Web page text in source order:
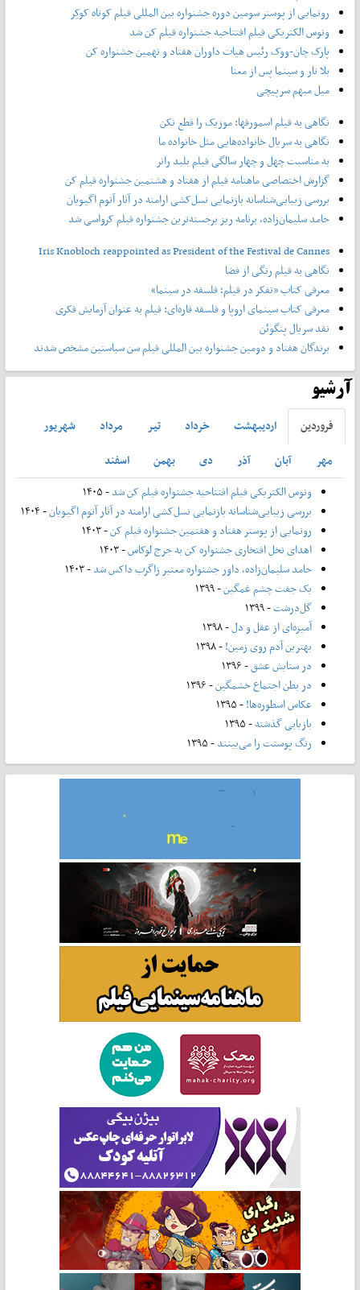
رونمایی از پوستر‌ سومین دوره جشنواره بین المللی فیلم کوتاه کوکِر
ونوس الکتریکی فیلم افتتاحیه جشنواره فیلم کن شد
پارک چان-ووک رئیس هیات داوران هفتاد و نهمین جشنواره کن
بلا تار و سینما پس از معنا
میل مبهم سرپیچی
نگاهی به فیلم اسمورفها: موزیک را قطع نکن
نگاهی به سریال خانواده‌هایی مثل خانواده ما
به مناسبت چهل و چهار سالگی فیلم بلید رانر
گزارش اختصاصی ماهنامه فیلم از هفتاد و هشتمین جشنواره فیلم کن
بررسی زیبایی‌شناسانه بازنمایی نسل‌کشی ارامنه در آثار آتوم اگیویان
حامد سلیمان‌زاده، برنامه ریز برجسته‌ترین جشنواره فیلم کرواسی شد
Iris Knobloch reappointed as President of the Festival de Cannes
نگاهی به فیلم رنگی از فضا
معرفی کتاب «تفکر در فیلم؛ فلسفه در سینما»
معرفی کتاب سینمای اروپا و فلسفه قاره‌ای: فیلم به عنوان آزمایش فکری
نقد سریال پنگوئن
برندگان هفتاد و دومین جشنواره بین المللی فیلم سن سباستین مشخص شدند
آرشیو
فروردين ارديبهشت خرداد تير مرداد
شهريور
مهر
آبان آذر دی بهمن
اسفند
ونوس الکتریکی فیلم افتتاحیه جشنواره فیلم کن شد- ۱۴۰۵
بررسی زیبایی‌شناسانه بازنمایی نسل‌کشی ارامنه در آثار آتوم اگیویان- ۱۴۰۴
رونمایی از پوستر هفتاد و هفتمین جشنواره فیلم کن- ۱۴۰۳
اهدای نخل افتخاری جشنواره کن به جرج لوکاس- ۱۴۰۳
حامد سلیمان‌زاده، داور جشنواره معتبر زاگرب داکس شد- ۱۴۰۳
یک جفت چشم غمگین- ۱۳۹۹
گل‌درشت- ۱۳۹۹
آمیزه‌ای از عقل و دل- ۱۳۹۸
بهترین آدم روی زمین!- ۱۳۹۸
در ستایش عشق- ۱۳۹۶
در بطن اجتماع خشمگین- ۱۳۹۶
عکاس اسطوره‌ها!- ۱۳۹۵
بازیابی گذشته- ۱۳۹۵
رنگ پوستت را می‌بینند- ۱۳۹۵